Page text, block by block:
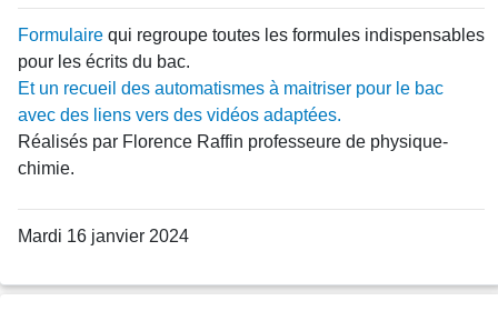
Formulaire qui regroupe toutes les formules indispensables
pour les écrits du bac.
Et un recueil des automatismes à maitriser pour le bac
avec des liens vers des vidéos adaptées.
Réalisés par Florence Raffin professeure de physique-
chimie.
Mardi 16 janvier 2024